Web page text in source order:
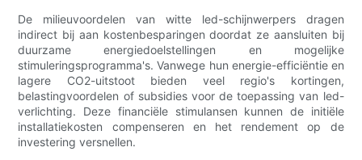
De milieuvoordelen van witte led-schijnwerpers dragen
indirect bij aan kostenbesparingen doordat ze aansluiten bij
duurzame energiedoelstellingen en mogelijke
stimuleringsprogramma's. Vanwege hun energie-efficiëntie en
lagere CO2-uitstoot bieden veel regio's kortingen,
belastingvoordelen of subsidies voor de toepassing van led-
verlichting. Deze financiële stimulansen kunnen de initiële
installatiekosten compenseren en het rendement op de
investering versnellen.